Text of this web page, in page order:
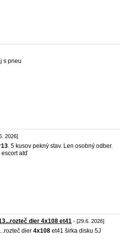
s pneu
2026]
. 5 kusov pekný stav. Len osobný odber.
atď
dier 4x108 et41 - [29.6. 2026]
...rozteč dier 4x108 et41 širka disku 5J